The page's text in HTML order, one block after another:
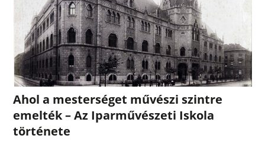
Ahol a mesterséget művészi szintre
emelték – Az Iparművészeti Iskola
története